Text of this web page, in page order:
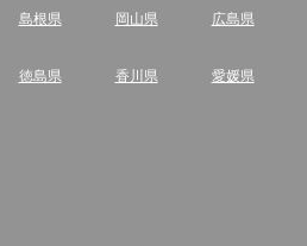
島根県 岡山県 広島県
徳島県 香川県 愛媛県